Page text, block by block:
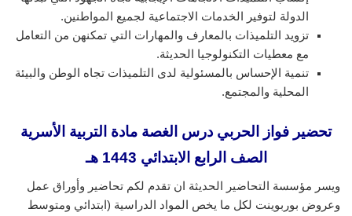
الدولة لتوفير الخدمات الاجتماعية لجميع المواطنين.
تزويد التلميذات بالمعارف والمهارات التي تمكنهن من التعامل
مع معطيات التكنولوجيا الحديثة.
تنمية الإحساس بالمسئولية لدى التلميذات تجاه الوطن والبيئة
المحلية والمجتمع.
تحضير فواز الحربي درس الغصة مادة التربية الأسرية
الصف الرابع الابتدائي 1443 هـ
ويسر مؤسسة التحاضير الحديثة ان تقدم لكم تحاضير وأوراق عمل
وعروض بوربوينت لكل ما يخص المواد الدراسية (ابتدائي ومتوسط